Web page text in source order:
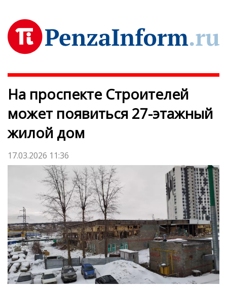
На проспекте Строителей
может появиться 27-этажный
жилой дом
17.03.2026 11:36